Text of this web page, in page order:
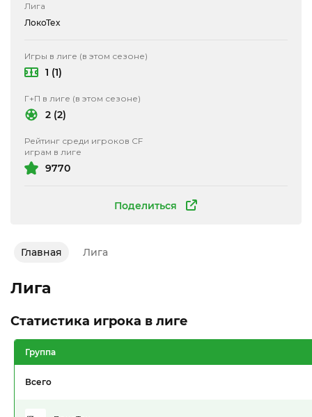
Поделиться
Лига
ЛокоТех
Игры в лиге (в этом сезоне)
1 (1)
Г+П в лиге (в этом сезоне)
2 (2)
Рейтинг среди игроков CF
играм в лиге
9770
Главная Лига
Лига
Статистика игрока в лиге
Группа
Всего